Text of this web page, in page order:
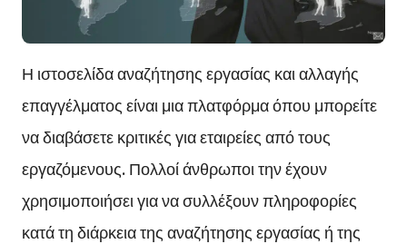
Η ιστοσελίδα αναζήτησης εργασίας και αλλαγής
επαγγέλματος είναι μια πλατφόρμα όπου μπορείτε
να διαβάσετε κριτικές για εταιρείες από τους
εργαζόμενους. Πολλοί άνθρωποι την έχουν
χρησιμοποιήσει για να συλλέξουν πληροφορίες
κατά τη διάρκεια της αναζήτησης εργασίας ή της